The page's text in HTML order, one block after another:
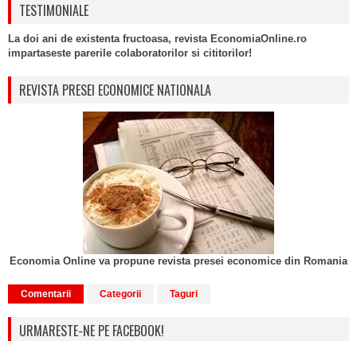
TESTIMONIALE
La doi ani de existenta fructoasa, revista EconomiaOnline.ro
impartaseste parerile colaboratorilor si cititorilor!
REVISTA PRESEI ECONOMICE NATIONALA
Economia Online va propune revista presei economice din Romania
Comentarii Categorii Taguri
URMARESTE-NE PE FACEBOOK!